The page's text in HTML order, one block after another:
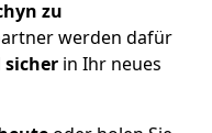
zu
werden dafür
sicher in Ihr neues